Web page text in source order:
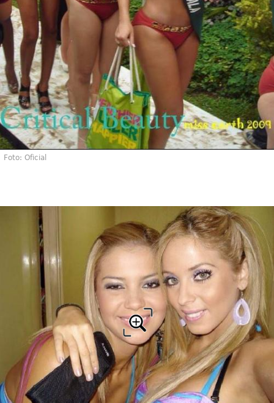
Foto: Oficial